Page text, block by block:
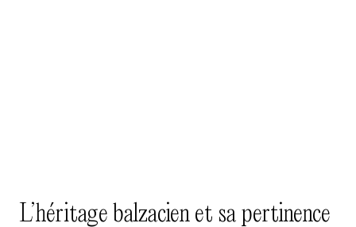
L’héritage balzacien et sa pertinence